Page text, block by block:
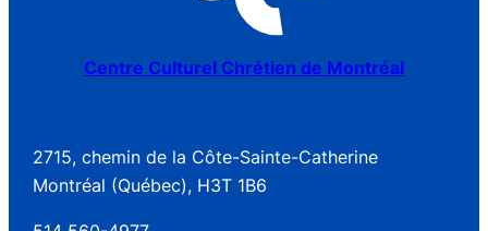
Centre Culturel Chrétien de Montréal
2715, chemin de la Côte-Sainte-Catherine
Montréal (Québec), H3T 1B6